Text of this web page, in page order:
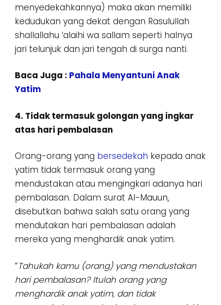
menyedekahkannya) maka akan memiliki
kedudukan yang dekat dengan Rasulullah
shallallahu ‘alaihi wa sallam seperti halnya
jari telunjuk dan jari tengah di surga nanti.
Baca Juga : Pahala Menyantuni Anak
Yatim
4. Tidak termasuk golongan yang ingkar
atas hari pembalasan
Orang-orang yang bersedekah kepada anak
yatim tidak termasuk orang yang
mendustakan atau mengingkari adanya hari
pembalasan. Dalam surat Al-Mauun,
disebutkan bahwa salah satu orang yang
mendutakan hari pembalasan adalah
mereka yang menghardik anak yatim.
“Tahukah kamu (orang) yang mendustakan
hari pembalasan? Itulah orang yang
menghardik anak yatim, dan tidak